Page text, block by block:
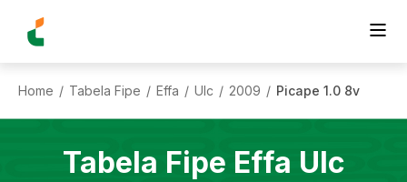
Home / Tabela Fipe / Effa / Ulc / 2009 / Picape 1.0 8v
Tabela Fipe Effa Ulc